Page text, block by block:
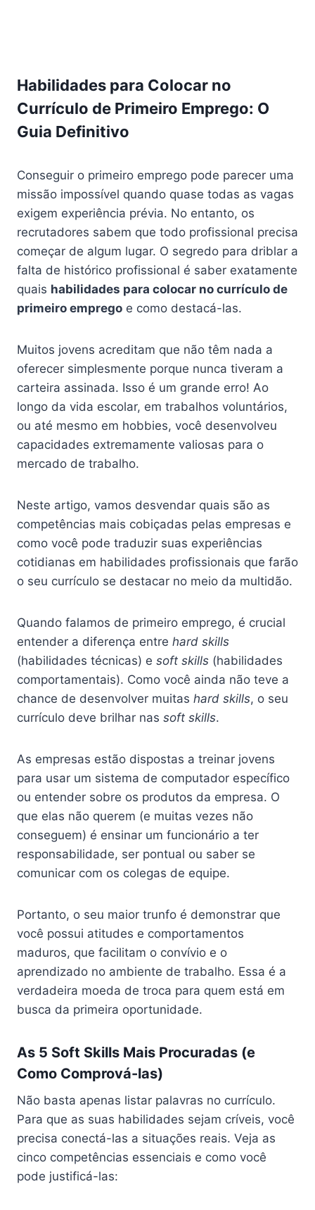
Habilidades para Colocar no
Currículo de Primeiro Emprego: O
Guia Definitivo
Conseguir o primeiro emprego pode parecer uma
missão impossível quando quase todas as vagas
exigem experiência prévia. No entanto, os
recrutadores sabem que todo profissional precisa
começar de algum lugar. O segredo para driblar a
falta de histórico profissional é saber exatamente
quais habilidades para colocar no currículo de
primeiro emprego e como destacá-las.
Muitos jovens acreditam que não têm nada a
oferecer simplesmente porque nunca tiveram a
carteira assinada. Isso é um grande erro! Ao
longo da vida escolar, em trabalhos voluntários,
ou até mesmo em hobbies, você desenvolveu
capacidades extremamente valiosas para o
mercado de trabalho.
Neste artigo, vamos desvendar quais são as
competências mais cobiçadas pelas empresas e
como você pode traduzir suas experiências
cotidianas em habilidades profissionais que farão
o seu currículo se destacar no meio da multidão.
Quando falamos de primeiro emprego, é crucial
entender a diferença entre hard skills
(habilidades técnicas) e soft skills (habilidades
comportamentais). Como você ainda não teve a
chance de desenvolver muitas hard skills, o seu
currículo deve brilhar nas soft skills.
As empresas estão dispostas a treinar jovens
para usar um sistema de computador específico
ou entender sobre os produtos da empresa. O
que elas não querem (e muitas vezes não
conseguem) é ensinar um funcionário a ter
responsabilidade, ser pontual ou saber se
comunicar com os colegas de equipe.
Portanto, o seu maior trunfo é demonstrar que
você possui atitudes e comportamentos
maduros, que facilitam o convívio e o
aprendizado no ambiente de trabalho. Essa é a
verdadeira moeda de troca para quem está em
busca da primeira oportunidade.
As 5 Soft Skills Mais Procuradas (e
Como Comprová-las)
Não basta apenas listar palavras no currículo.
Para que as suas habilidades sejam críveis, você
precisa conectá-las a situações reais. Veja as
cinco competências essenciais e como você
pode justificá-las: